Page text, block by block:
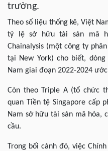
trường.
Theo số liệu thống kê, Việt
tỷ lệ sở hữu tài sản mã
Chainalysis (một công ty
tại New York) cho biết,
Nam giai đoạn 2022-2024
Còn theo Triple A (tổ chức
quan Tiền tệ Singapore cấp
Nam sở hữu tài sản mã hóa,
cầu.
Trong bối cảnh đó, việc